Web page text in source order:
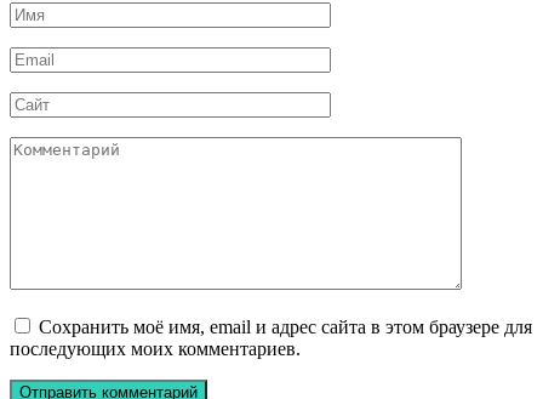
Имя
*
Email
*
Сайт
Комментарий
Сохранить моё имя, email и адрес сайта в этом браузере для
последующих моих комментариев.